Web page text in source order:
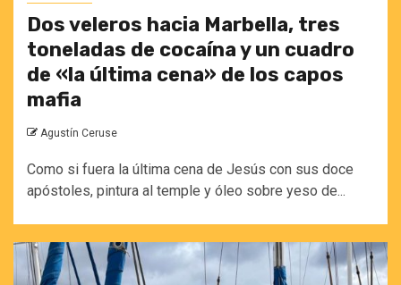
Dos veleros hacia Marbella, tres
toneladas de cocaína y un cuadro
de «la última cena» de los capos
mafia
Agustín Ceruse
Como si fuera la última cena de Jesús con sus doce
apóstoles, pintura al temple y óleo sobre yeso de...